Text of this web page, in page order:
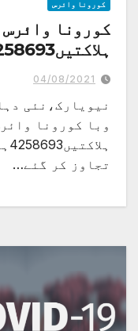
کورونا وائرس
کورونا
ہلاکتیں4258693ہو گئیں
04/08/2021
نیویارک،نئی
وبا کورونا
تجاوز کر گئے…